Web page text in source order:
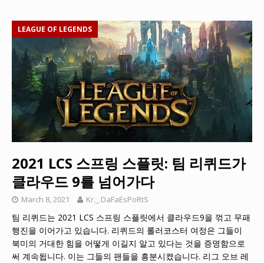
LEAGUE OF LEGENDS
2021 LCS 스프링 스플릿: 팀 리퀴드가
클라우드 9를 넘어가다
March 8, 2021 Kr._.DaFaEsPoRtS
팀 리퀴드는 2021 LCS 스프링 스플릿에서 클라우드9을 꺾고 무패
행진을 이어가고 있습니다. 리퀴드의 롤러코스터 여정은 그들이
북미의 거대한 힘을 어떻게 이길지 알고 있다는 것을 증명함으로
써 계속됩니다. 이는 그들의 팬들을 흥분시켰습니다. 리그 오브 레